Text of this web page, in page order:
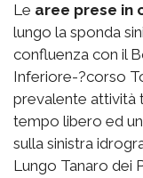
Le aree prese in
lungo la sponda
confluenza con il
Inferiore-?corso
prevalente attività
tempo libero ed
sulla sinistra
Lungo Tanaro dei